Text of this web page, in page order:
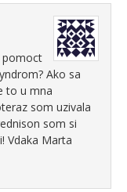
pomoct
Ako sa
to u mna
som uzivala
som si
Vdaka Marta